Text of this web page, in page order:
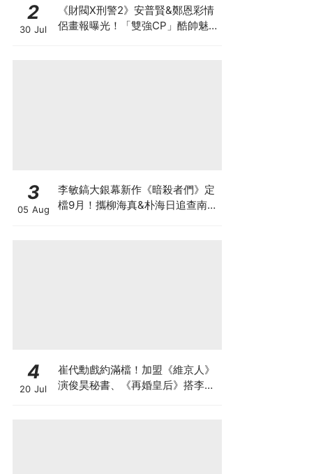
2
30 Jul
《財閥X刑警2》安普賢&鄭恩彩情
侶畫報曝光！「雙強CP」酷帥魅
3
05 Aug
李敏鎬大銀幕新作《暗殺者們》定
檔9月！攜柳海真&朴海日追查南韓
4
20 Jul
崔代勳戲約滿檔！加盟《維京人》
演俊昊秘書、《再婚皇后》搭李鍾